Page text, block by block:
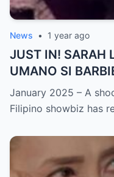
News • 1 year ago
JUST IN! SARAH
UMANO SI
ISYU NG PANG-
GUTIERREZ!
SHOCKED sa
January 2025 – A
Filipino showbiz has